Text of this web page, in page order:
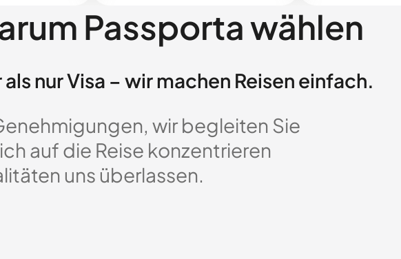
Passporta wählen
als nur Visa – wir machen Reisen einfach.
wir begleiten Sie
auf die Reise konzentrieren
uns überlassen.